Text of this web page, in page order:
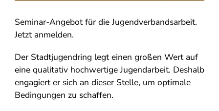
Seminar-Angebot für die Jugendverbandsarbeit.
Jetzt anmelden.
Der Stadtjugendring legt einen großen Wert auf
eine qualitativ hochwertige Jugendarbeit. Deshalb
engagiert er sich an dieser Stelle, um optimale
Bedingungen zu schaffen.